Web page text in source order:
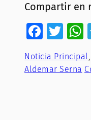
Compartir en
Noticia Principal,
Aldemar Serna